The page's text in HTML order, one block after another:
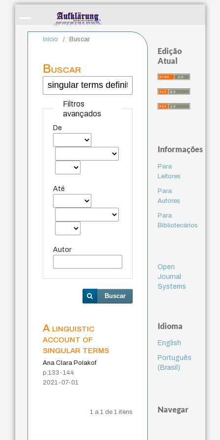
Início / Buscar
Buscar
Filtros
avançados
De
Até
Autor
Buscar
A linguistic
account of
singular terms
Ana Clara Polakof
p.133-144
2021-07-01
1 a 1 de 1 itens
Edição
Atual
Informações
Para
Leitores
Para
Autores
Para
Bibliotecários
Open
Journal
Systems
Idioma
English
Português
(Brasil)
Navegar